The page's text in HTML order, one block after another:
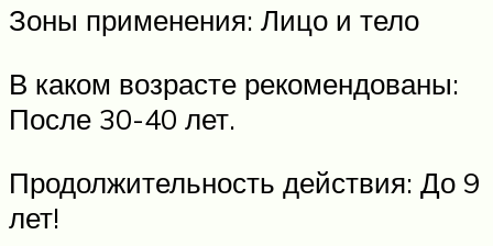
Зоны применения: Лицо и тело
В каком возрасте рекомендованы:
После 30-40 лет.
Продолжительность действия: До 9
лет!